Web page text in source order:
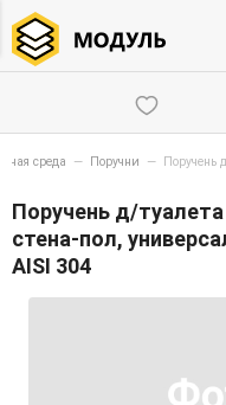
среда — Поручни —
Поручень д/
стена-пол,
AISI 304